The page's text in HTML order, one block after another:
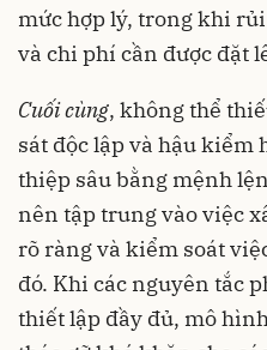
mức hợp lý, trong khi
và chi phí cần được đặt
Cuối cùng, không thể
sát độc lập và hậu kiểm
thiệp sâu bằng mệnh
nên tập trung vào việc
rõ ràng và kiểm soát
đó. Khi các nguyên tắc
thiết lập đầy đủ, mô